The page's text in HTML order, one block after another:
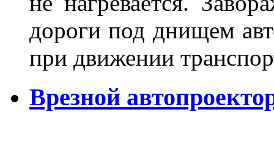
дороги под днищем
при движении
Врезной